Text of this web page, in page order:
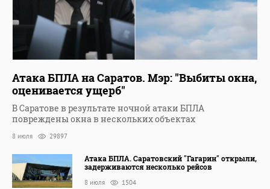
Атака БПЛА на Саратов. Мэр: "Выбиты окна,
оценивается ущерб"
В Саратове в результате ночной атаки БПЛА
повреждены окна в нескольких объектах
8 июля 29897
Атака БПЛА. Саратовский "Гагарин" открыли,
задерживаются несколько рейсов
8 июля 1504